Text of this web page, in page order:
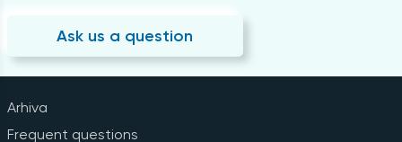
Ask us a question
Arhiva
Frequent questions